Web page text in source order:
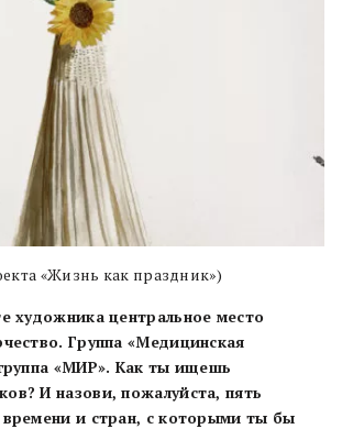
«Жизнь как праздник»)
художника центральное место
Группа «Медицинская
«МИР». Как ты ищешь
И назови, пожалуйста, пять
и стран, с которыми ты бы